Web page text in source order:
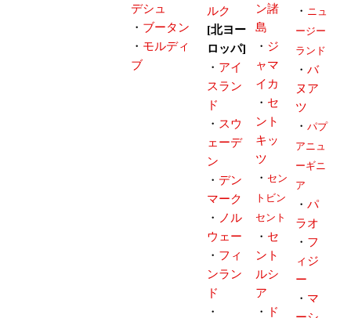
デシュ
・ ブータン
・ モルディ
ブ
ルク
[北ヨー
ロッパ]
・ アイ
スラン
ド
・ スウ
ェーデ
ン
・ デン
マーク
・ ノル
ウェー
・ フィ
ンラン
ド
・
ン諸
島
・ ジ
ャマ
イカ
・ セ
ント
キッ
ツ
・ セン
トビン
セント
・ セ
ント
ルシ
ア
・
ド
・ ニュ
ージー
ランド
・ バ
ヌア
ツ
・ パプ
アニュ
ーギニ
ア
・ パ
ラオ
・ フ
ィジ
ー
・ マ